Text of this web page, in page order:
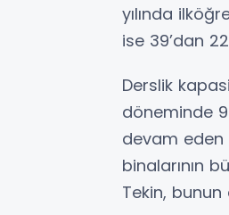
yılında
ise 39’dan
Derslik
döneminde 9
devam eden
binalarının
Tekin, bunun